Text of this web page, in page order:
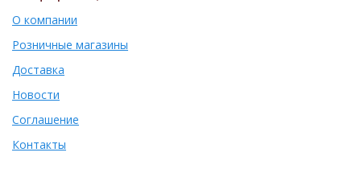
О компании
Розничные магазины
Доставка
Новости
Соглашение
Контакты